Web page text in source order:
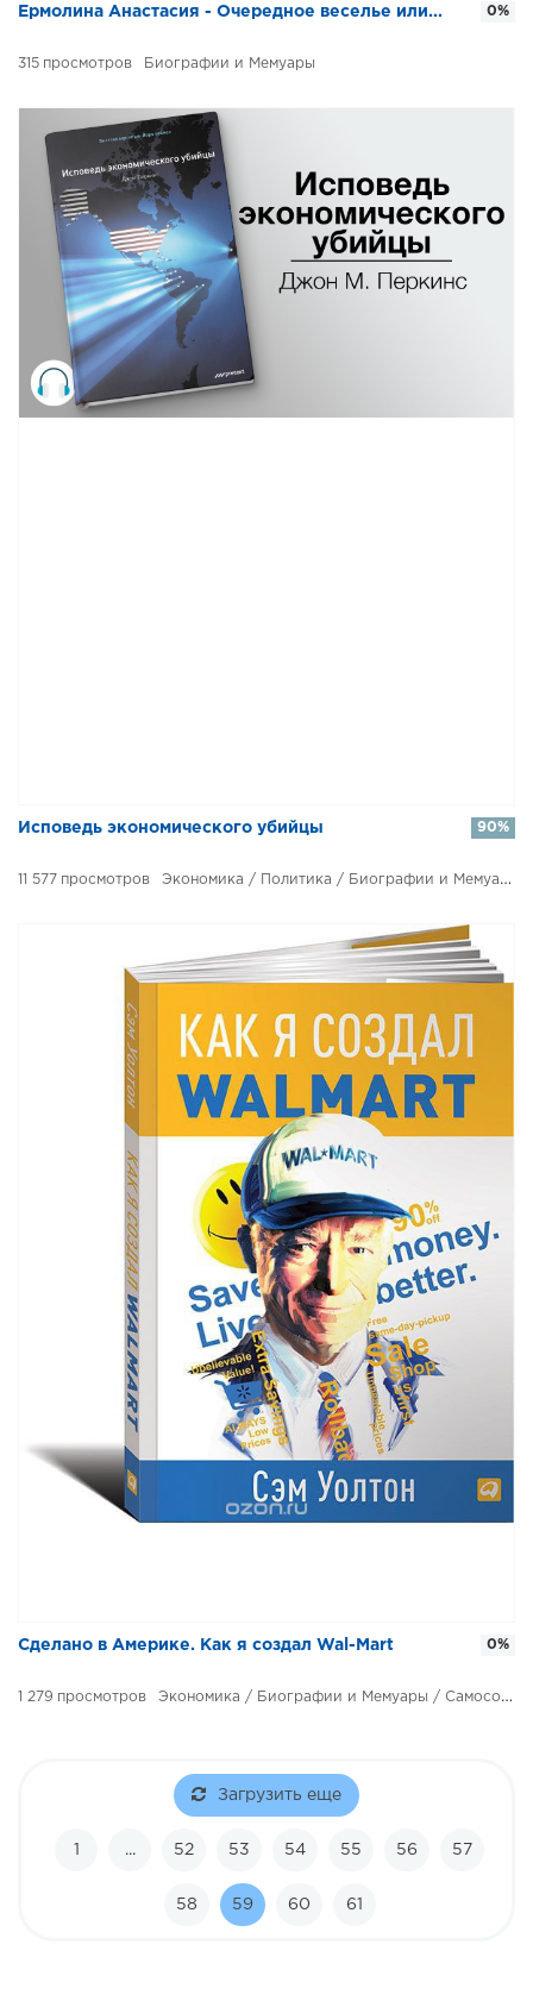
Ермолина Анастасия - Очередное веселье или...
315 Биографии и Мемуары
0%
Исповедь экономического убийцы
11 577 Экономика / Политика / Биографии и Мемуары
90%
​​Сделано в Америке. Как я создал Wal-Mart
1 279 Экономика / Биографии и Мемуары / Самосовершенствование
0%
Загрузить еще
1 ... 52 53 54 55 56 57
58 59 60 61